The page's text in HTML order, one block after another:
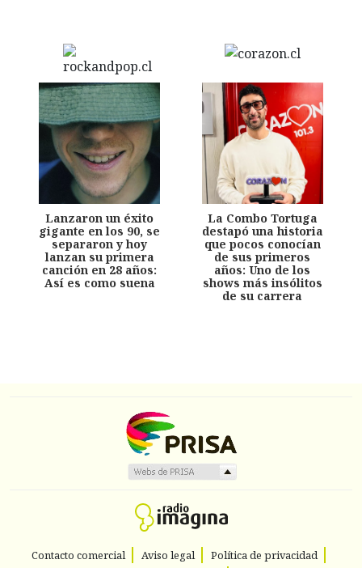
Lanzaron un éxito
gigante en los 90, se
separaron y hoy
lanzan su primera
canción en 28 años:
Así es como suena
La Combo Tortuga
destapó una historia
que pocos conocían
de sus primeros
años: Uno de los
shows más insólitos
de su carrera
Contacto comercial Aviso legal
Política de privacidad